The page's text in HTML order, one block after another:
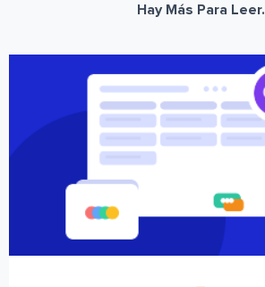
Hay Más Para Leer.